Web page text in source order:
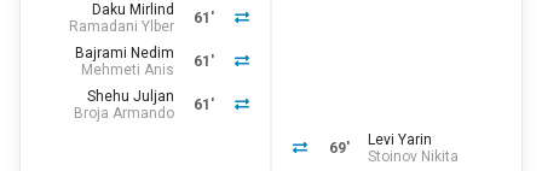
61'
Daku Mirlind
Ramadani Ylber
61'
Bajrami Nedim
Mehmeti Anis
61'
Shehu Juljan
Broja Armando
69'
Levi Yarin
Stoinov Nikita